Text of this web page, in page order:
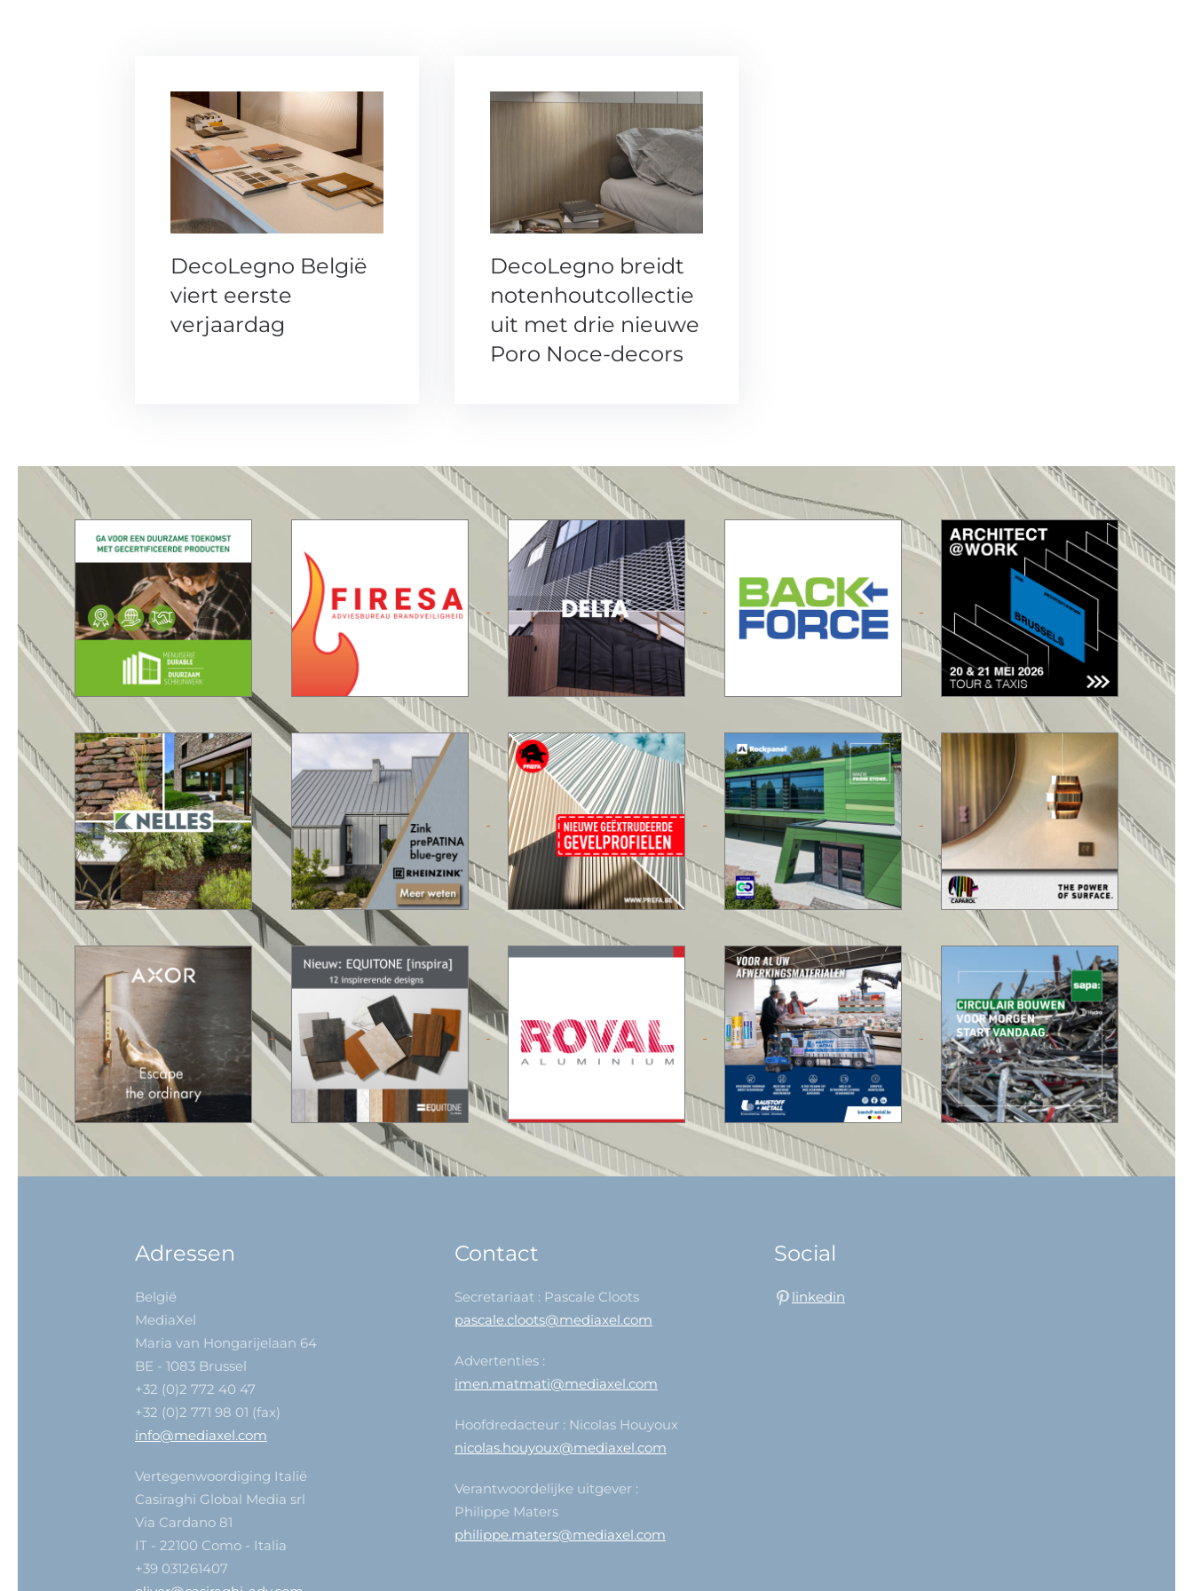
DecoLegno België
viert eerste
verjaardag
DecoLegno breidt
notenhoutcollectie
uit met drie nieuwe
Poro Noce-decors
Adressen
België
MediaXel
Maria van Hongarijelaan 64
BE - 1083 Brussel
+32 (0)2 772 40 47
+32 (0)2 771 98 01 (fax)
info@mediaxel.com
Vertegenwoordiging Italië
Casiraghi Global Media srl
Via Cardano 81
IT - 22100 Como - Italia
+39 031261407
Contact
Secretariaat : Pascale Cloots
pascale.cloots@mediaxel.com
Advertenties :
imen.matmati@mediaxel.com
Hoofdredacteur : Nicolas Houyoux
nicolas.houyoux@mediaxel.com
Verantwoordelijke uitgever :
Philippe Maters
philippe.maters@mediaxel.com
Social
linkedin